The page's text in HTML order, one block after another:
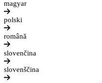
magyar
polski
română
slovenčina
slovenščina